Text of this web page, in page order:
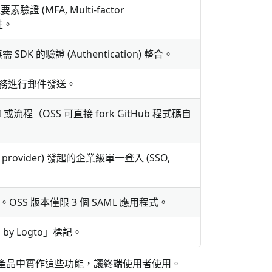
素驗證 (MFA, Multi-factor
SDK 的驗證 (Authentication) 整合。
進行郵件發送。
流程（OSS 可直接 fork GitHub 程式碼自
發起的企業級單一登入 (SSO,
OSS 版本僅限 3 個 SAML 應用程式。
Logto」標記。
中實作這些功能，讓終端使用者使用。